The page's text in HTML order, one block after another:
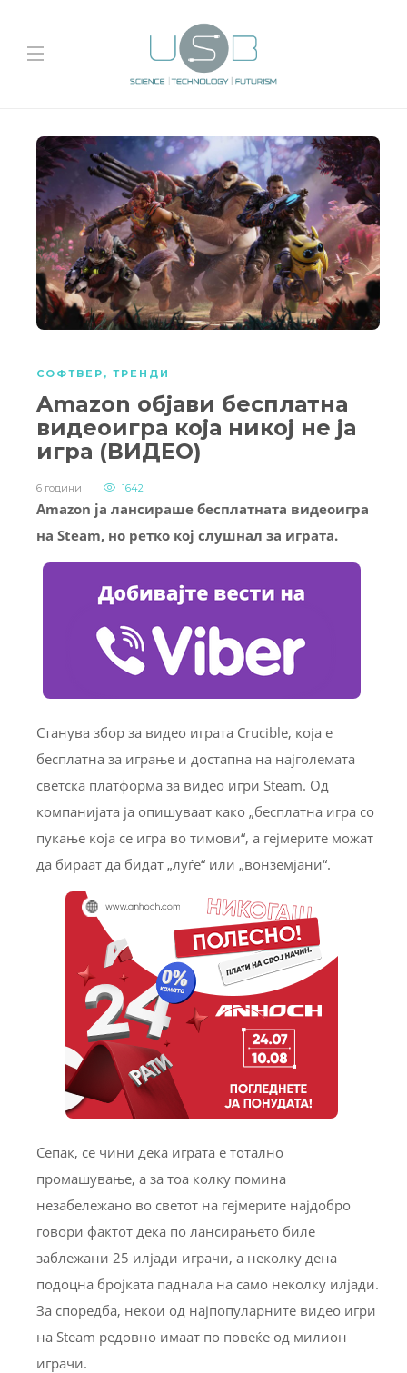
СОФТВЕР , ТРЕНДИ
Amazon објави бесплатна
видеоигра која никој не ја
игра (ВИДЕО)
6 години 1642
Amazon ја лансираше бесплатната видеоигра
на Steam, но ретко кој слушнал за играта.
Станува збор за видео играта Crucible, која е
бесплатна за играње и достапна на најголемата
светска платформа за видео игри Steam. Од
компанијата ја опишуваат како „бесплатна игра со
пукање која се игра во тимови“, а гејмерите можат
да бираат да бидат „луѓе“ или „вонземјани“.
Сепак, се чини дека играта е тотално
промашување, а за тоа колку помина
незабележано во светот на гејмерите најдобро
говори фактот дека по лансирањето биле
заблежани 25 илјади играчи, а неколку дена
подоцна бројката паднала на само неколку илјади.
За споредба, некои од најпопуларните видео игри
на Steam редовно имаат по повеќе од милион
играчи.